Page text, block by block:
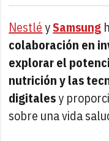
NestléySamsung
colaboración en
explorar el
nutrición y las
digitalesy
sobre una vida